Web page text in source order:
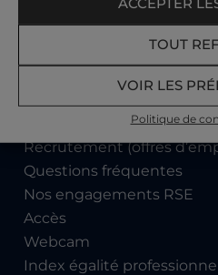
TOUT
VOIR LES
Politique de
Les Thermes Marins de Saint-Malo
Qui sommes-nous ?
Recrutement (offres
Questions fréquentes
Nos engagements RSE
Accès
Webcam
Index égalité